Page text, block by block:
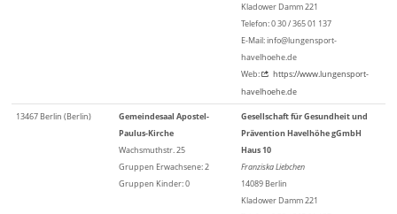
Kladower Damm 221
Telefon: 0 30 / 365 01 137
E-Mail: info@lungensport-
havelhoehe.de
Web:
https://www.lungensport-
havelhoehe.de
13467 Berlin (Berlin)
Gemeindesaal Apostel-
Paulus-Kirche
Wachsmuthstr. 25
Gruppen Erwachsene: 2
Gruppen Kinder: 0
Gesellschaft für Gesundheit und
Prävention Havelhöhe gGmbH
Haus 10
Franziska Liebchen
14089 Berlin
Kladower Damm 221